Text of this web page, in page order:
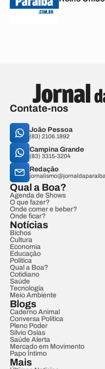
Contate-nos
João Pessoa
(83) 2106.1892
Campina Grande
(83) 3315-3204
Redação
Qual a Boa?
Agenda de Shows
O que fazer?
Onde comer e beber?
Onde ficar?
Notícias
Bichos
Cultura
Economia
Educação
Política
Qual a Boa?
Cotidiano
Saúde
Tecnologia
Meio Ambiente
Blogs
Caderno Animal
Conversa Política
Pleno Poder
Sílvio Osias
Saúde Alerta
Mercado em Movimento
Papo Íntimo
Mais